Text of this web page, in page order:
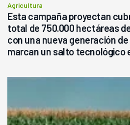
Agricultura
Esta campaña proyectan
total de 750.000 hectáreas
con una nueva generación
marcan un salto tecnológico